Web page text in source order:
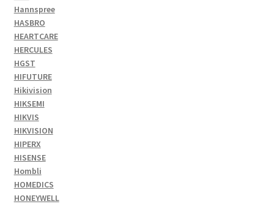
Hannspree
HASBRO
HEARTCARE
HERCULES
HGST
HIFUTURE
Hikivision
HIKSEMI
HIKVIS
HIKVISION
HIPERX
HISENSE
Hombli
HOMEDICS
HONEYWELL